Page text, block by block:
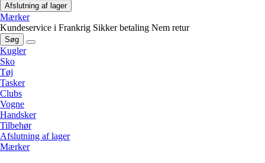
Afslutning af lager
Mærker
Kundeservice i Frankrig Sikker betaling Nem retur
Søg
Kugler
Sko
Tøj
Tasker
Clubs
Vogne
Handsker
Tilbehør
Afslutning af lager
Mærker